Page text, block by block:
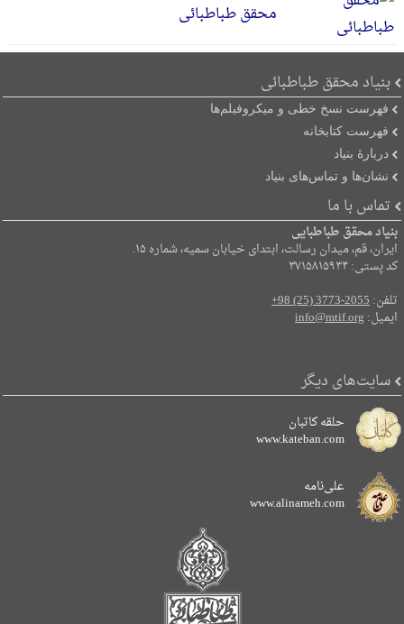
محقق طباطبائی
بنیاد محقق طباطبائی
فهرست نسخ خطی و میکروفیلم‌ها
فهرست کتابخانه
دربارۀ بنیاد
نشان‌ها و تماس‌های بنیاد
تماس با ما
بنیاد محقق طباطبایی
ایران، قم، میدان رسالت، ابتدای خیابان سمیه، شماره ۱۵.
کد پستی: ۳۷۱۵۸۱۵۹۳۴
تلفن:+98 (25) 3773-2055
ایمیل:info@mtif.org
سایت‌های دیگر
حلقه کاتبان
www.kateban.com
علی‌نامه
www.alinameh.com